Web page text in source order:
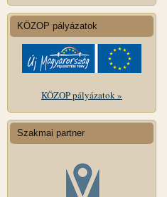
KÖZOP pályázatok
KÖZOP pályázatok »
Szakmai partner